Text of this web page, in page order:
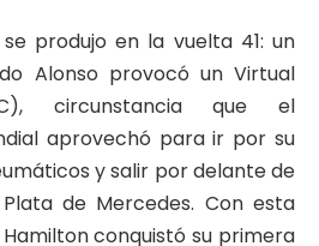
produjo en la vuelta 41: un
Alonso provocó un Virtual
circunstancia que el
aprovechó para ir por su
y salir por delante de
de Mercedes. Con esta
conquistó su primera